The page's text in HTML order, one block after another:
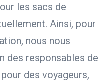
les sacs de
Ainsi, pour
nous nous
des responsables de
des voyageurs,